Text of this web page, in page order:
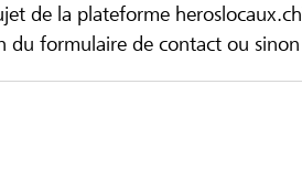
de la plateforme
formulaire de contact ou